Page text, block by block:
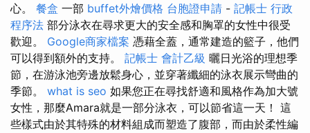
心。 餐盒 一部 buffet外燴價格 台胞證申請 - 記帳士 行政
程序法 部分泳衣在尋求更大的安全感和胸罩的女性中很受
歡迎。 Google商家檔案 憑藉全蓋，通常建造的籃子，他們
可以得到額外的支持。 記帳士 會計乙級 曬日光浴的理想季
節，在游泳池旁邊放鬆身心，並穿著纖細的泳衣展示彎曲的
季節。 what is seo 如果您正在尋找舒適和風格作為加大號
女性，那麼Amara就是一部分泳衣，可以節省這一天！ 這
些樣式由於其特殊的材料組成而塑造了腹部，而由於柔性編